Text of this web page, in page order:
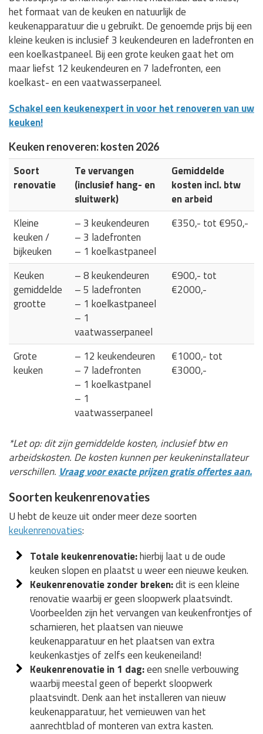
het formaat van de keuken en natuurlijk de
keukenapparatuur die u gebruikt. De genoemde prijs bij een
kleine keuken is inclusief 3 keukendeuren en ladefronten en
een koelkastpaneel. Bij een grote keuken gaat het om
maar liefst 12 keukendeuren en 7 ladefronten, een
koelkast- en een vaatwasserpaneel.
Schakel een keukenexpert in voor het renoveren van uw
keuken!
Keuken renoveren: kosten 2026
Soort
renovatie
Te vervangen
(inclusief hang- en
sluitwerk)
Gemiddelde
kosten incl. btw
en arbeid
Kleine
keuken /
bijkeuken
– 3 keukendeuren
– 3 ladefronten
– 1 koelkastpaneel
€350,- tot €950,-
Keuken
gemiddelde
grootte
– 8 keukendeuren
– 5 ladefronten
– 1 koelkastpaneel
– 1
vaatwasserpaneel
€900,- tot
€2000,-
Grote
keuken
– 12 keukendeuren
– 7 ladefronten
– 1 koelkastpanel
– 1
vaatwasserpaneel
€1000,- tot
€3000,-
*Let op: dit zijn gemiddelde kosten, inclusief btw en
arbeidskosten. De kosten kunnen per keukeninstallateur
verschillen. Vraag voor exacte prijzen gratis offertes aan.
Soorten keukenrenovaties
U hebt de keuze uit onder meer deze soorten
keukenrenovaties:
Totale keukenrenovatie:hierbij laat u de oude
keuken slopen en plaatst u weer een nieuwe keuken.
Keukenrenovatie zonder breken:dit is een kleine
renovatie waarbij er geen sloopwerk plaatsvindt.
Voorbeelden zijn het vervangen van keukenfrontjes of
scharnieren, het plaatsen van nieuwe
keukenapparatuur en het plaatsen van extra
keukenkastjes of zelfs een keukeneiland!
Keukenrenovatie in 1 dag:een snelle verbouwing
waarbij meestal geen of beperkt sloopwerk
plaatsvindt. Denk aan het installeren van nieuw
keukenapparatuur, het vernieuwen van het
aanrechtblad of monteren van extra kasten.